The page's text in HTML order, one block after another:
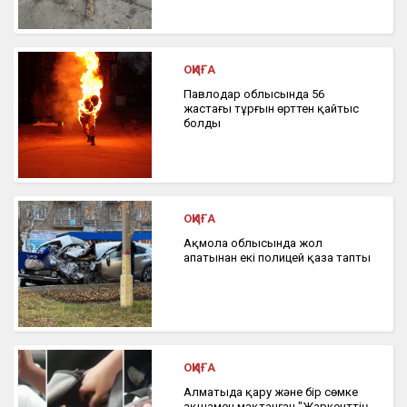
ОҚИҒА
Павлодар облысында 56
жастағы тұрғын өрттен қайтыс
болды
ОҚИҒА
Ақмола облысында жол
апатынан екі полицей қаза тапты
ОҚИҒА
Алматыда қару және бір сөмке